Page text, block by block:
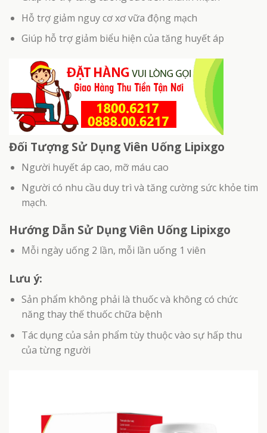
Hỗ trợ giảm nguy cơ xơ vữa động mạch
Giúp hỗ trợ giảm biểu hiện của tăng huyết áp
Đối Tượng Sử Dụng Viên Uống Lipixgo
Người huyết áp cao, mỡ máu cao
Người có nhu cầu duy trì và tăng cường sức khỏe tim
mạch.
Hướng Dẫn Sử Dụng Viên Uống Lipixgo
Mỗi ngày uống 2 lần, mỗi lần uống 1 viên
Lưu ý:
Sản phẩm không phải là thuốc và không có chức
năng thay thế thuốc chữa bệnh
Tác dụng của sản phẩm tùy thuộc vào sự hấp thu
của từng người